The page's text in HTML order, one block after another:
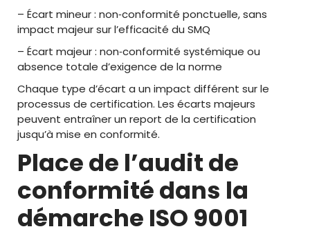
– Écart mineur : non‑conformité ponctuelle, sans
impact majeur sur l’efficacité du SMQ
– Écart majeur : non‑conformité systémique ou
absence totale d’exigence de la norme
Chaque type d’écart a un impact différent sur le
processus de certification. Les écarts majeurs
peuvent entraîner un report de la certification
jusqu’à mise en conformité.
Place de l’audit de
conformité dans la
démarche ISO 9001